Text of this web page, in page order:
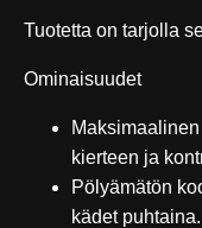
Tuotetta on tarjolla
Ominaisuudet
kierteen ja
Pölyämätön
kädet